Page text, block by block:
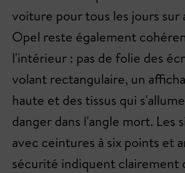
voiture pour tous les jours sur
Opel reste également
l'intérieur : pas de folie des
volant rectangulaire, un
haute et des tissus qui
danger dans l'angle mort. Les
avec ceintures à six points et
sécurité indiquent clairement